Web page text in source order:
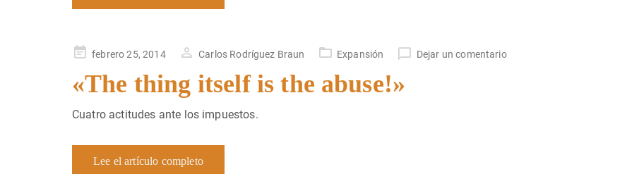
Publicado
febrero 25, 2014 Carlos Rodríguez Braun Expansión Dejar un comentario
«The thing itself is the abuse!»
Cuatro actitudes ante los impuestos.
Lee el artículo completo